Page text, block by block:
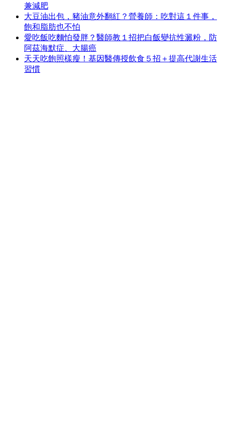
兼減肥
大豆油出包，豬油意外翻紅？營養師：吃對這１件事，
飽和脂肪也不怕
愛吃飯吃麵怕發胖？醫師教１招把白飯變抗性澱粉，防
阿茲海默症、大腸癌
天天吃飽照樣瘦！基因醫傳授飲食５招＋提高代謝生活
習慣